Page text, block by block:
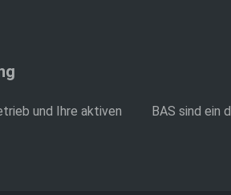
und Ihre aktiven
BAS sind ein